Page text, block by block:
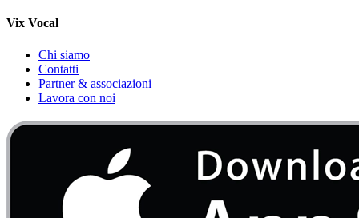
Vix Vocal
Chi siamo
Contatti
Partner & associazioni
Lavora con noi